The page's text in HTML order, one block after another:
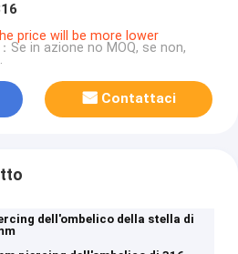
price will be more lower
Se in azione no MOQ, se non,
Contattaci
dell'ombelico della stella di